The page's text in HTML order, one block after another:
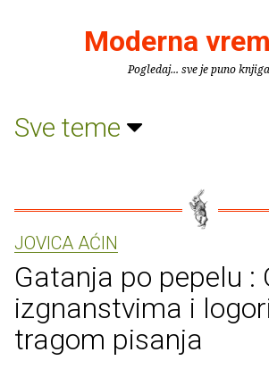
Moderna
Pogledaj... sve je puno
Sve teme
JOVICA AĆIN
Gatanja po pepelu :
izgnanstvima i
tragom pisanja